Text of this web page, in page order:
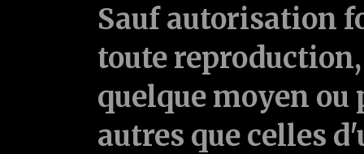
Sauf autorisation
toute
quelque moyen ou
autres que celles